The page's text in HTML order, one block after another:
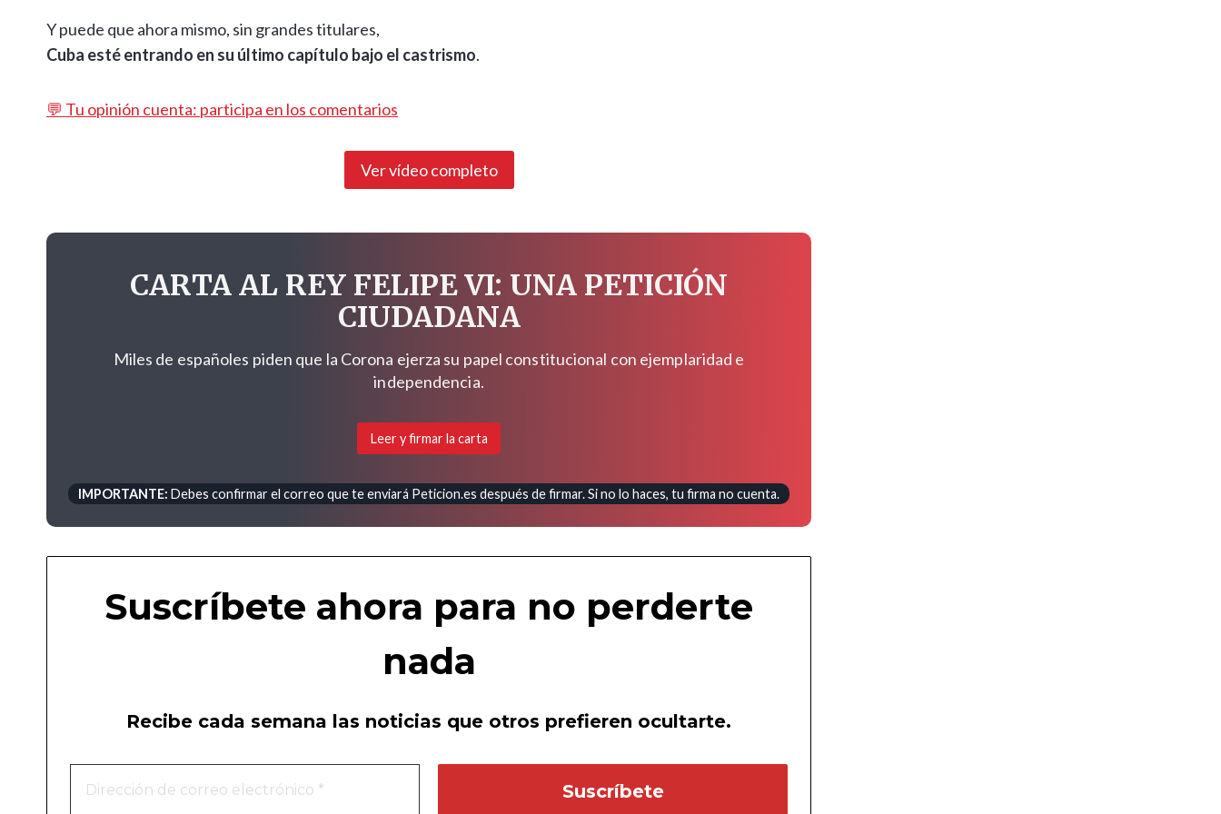
Y puede que ahora mismo, sin grandes titulares,
Cuba esté entrando en su último capítulo bajo el castrismo.
💬 Tu opinión cuenta: participa en los comentarios
Ver vídeo completo
CARTA AL REY FELIPE VI: UNA PETICIÓN
CIUDADANA
Miles de españoles piden que la Corona ejerza su papel constitucional con ejemplaridad e
independencia.
Leer y firmar la carta
IMPORTANTE: Debes confirmar el correo que te enviará Peticion.es después de firmar. Si no lo haces, tu firma no cuenta.
Suscríbete ahora para no perderte
nada
Recibe cada semana las noticias que otros prefieren ocultarte.